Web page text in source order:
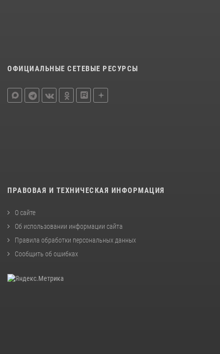
ОФИЦИАЛЬНЫЕ СЕТЕВЫЕ РЕСУРСЫ
ПРАВОВАЯ И ТЕХНИЧЕСКАЯ ИНФОРМАЦИЯ
О сайте
Об использовании информации сайта
Правила обработки персональных данных
Сообщить об ошибках